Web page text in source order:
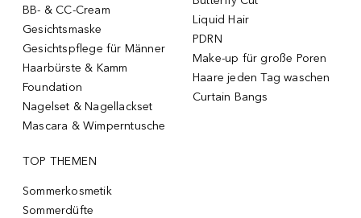
BB- & CC-Cream
Gesichtsmaske
Gesichtspflege für Männer
Haarbürste & Kamm
Foundation
Nagelset & Nagellackset
Mascara & Wimperntusche
Liquid Hair
PDRN
Make-up für große Poren
Haare jeden Tag waschen
Curtain Bangs
TOP THEMEN
Sommerkosmetik
Sommerdüfte